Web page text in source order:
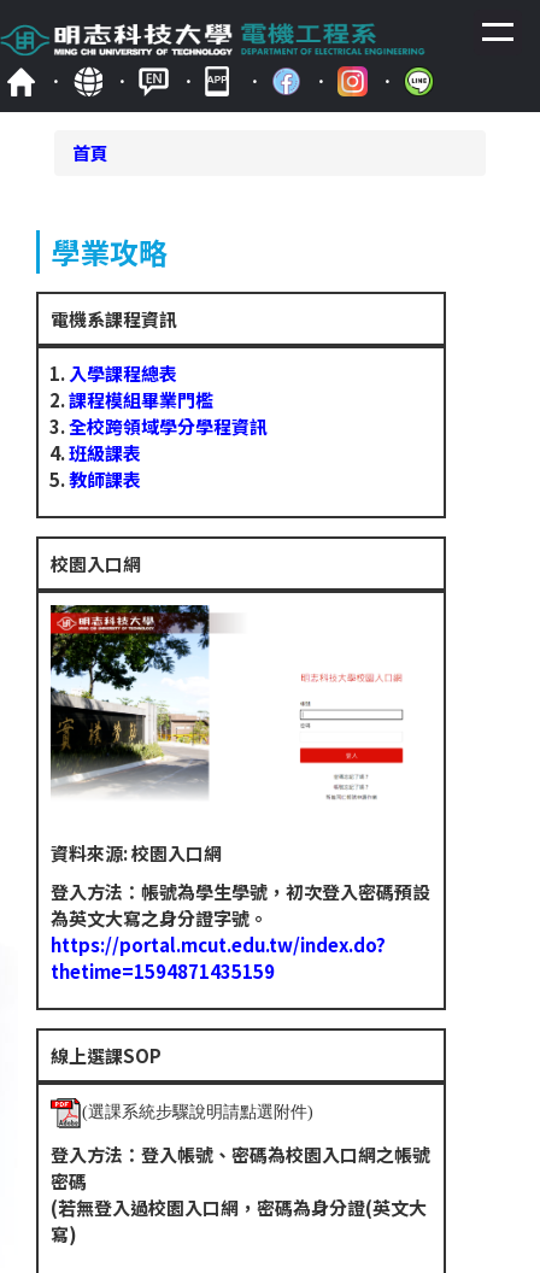
到
主
要
首頁
學業攻略
電機系課程資訊
入學課程總表
課程模組畢業門檻
全校跨領域學分學程資訊
班級課表
教師課表
校園入口網
資料來源: 校園入口網
登入方法：帳號為學生學號，初次登入密碼預設
為英文大寫之身分證字號。
https://portal.mcut.edu.tw/index.do?
thetime=1594871435159
線上選課SOP
(選課系統步驟說明請點選附件)
登入方法：登入帳號、密碼為校園入口網之帳號
密碼
(若無登入過校園入口網，密碼為身分證(英文大
寫)